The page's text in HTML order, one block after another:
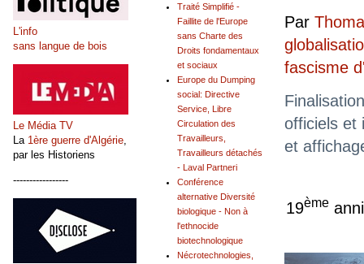
Par
fascisme
officiels
et
19ème
Traité Simplifié -
Faillite de l'Europe
sans Charte des
Droits fondamentaux
et sociaux
Europe du Dumping
social: Directive
Service, Libre
Circulation des
Travailleurs,
Travailleurs détachés
- Laval Partneri
Conférence
alternative Diversité
biologique - Non à
l'ethnocide
biotechnologique
Nécrotechnologies,
L'info
sans langue de bois
Le Média TV
La 1ère guerre d'Algérie
par les Historiens
-----------------